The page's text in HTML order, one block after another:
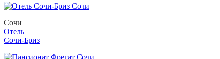
Сочи
Отель
Сочи-Бриз